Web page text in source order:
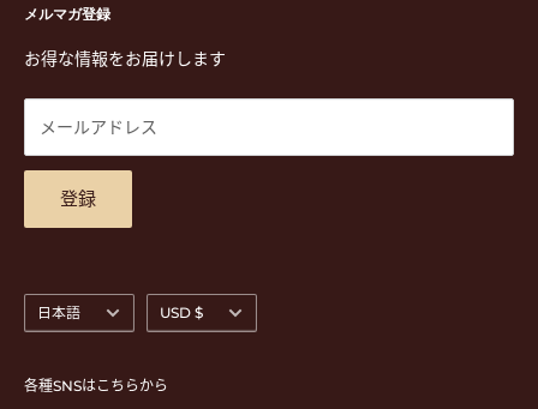
ステーショナリー&アクセサリー
楽譜
DVD
チケット
楽器レンタル
特定商取引法に基づく表示
プライバシーポリシー
商品検索
お問合せ
アクセスマップ
メルマガ登録
お得な情報をお届けします
メールアドレス
登録
TEL. 03-5952-1391 / FAX. 03-5952-1392
営業時間 月-水,金,土 11:00-19:00 / 日,祝 11:00-18:00 (木曜定
休)
語
日本語
貨
USD $
各種SNSはこちらから